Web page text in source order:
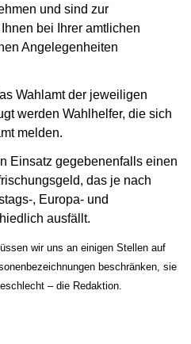
und sind zur
bei Ihrer amtlichen
Angelegenheiten
Wahlamt der jeweiligen
werden Wahlhelfer, die sich
melden.
Einsatz gegebenenfalls einen
das je nach
, Europa- und
ausfällt.
geöffnet)
wir uns an einigen Stellen auf
beschränken, sie
– die Redaktion.